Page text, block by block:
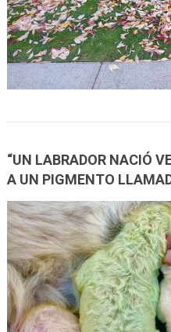
“UN LABRADOR NACIÓ
A UN PIGMENTO